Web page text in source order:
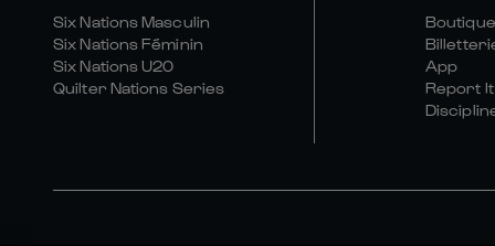
Six Nations Masculin
Six Nations Féminin
Six Nations U20
Quilter Nations Series
App
Report It